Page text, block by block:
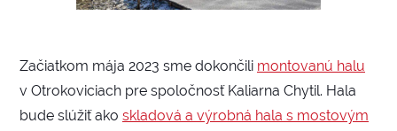
Začiatkom mája 2023 sme dokončili montovanú halu
v Otrokoviciach pre spoločnosť Kaliarna Chytil. Hala
bude slúžiť ako skladová a výrobná hala s mostovým